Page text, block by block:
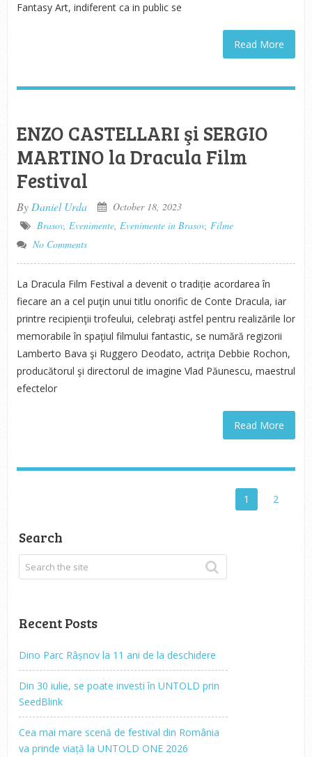
Fantasy Art, indiferent ca in public se
Read More
ENZO CASTELLARI şi SERGIO
MARTINO la Dracula Film
Festival
By Daniel Urda
October 18, 2023
Brasov, Evenimente, Evenimente in Brasov, Filme
No Comments
La Dracula Film Festival a devenit o tradiție acordarea în
fiecare an a cel puţin unui titlu onorific de Conte Dracula, iar
printre recipienţii trofeului, celebraţi astfel pentru realizările lor
memorabile în spaţiul filmului fantastic, se numără regizorii
Lamberto Bava şi Ruggero Deodato, actriţa Debbie Rochon,
producătorul şi directorul de imagine Vlad Păunescu, maestrul
efectelor
Read More
1 2
Search
Recent Posts
Dino Parc Râșnov la 11 ani de la deschidere
Din 30 iulie, se poate investi în UNTOLD prin
SeedBlink
Cea mai mare scenă de festival din România
va prinde viață la UNTOLD ONE 2026